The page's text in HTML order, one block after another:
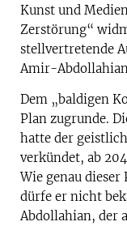
Kunst und
Zerstörung“
stellvertretende
Amir-
Dem „baldigen
Plan zugrunde.
hatte der
verkündet, ab
Wie genau
dürfe er nicht
Abdollahian, der